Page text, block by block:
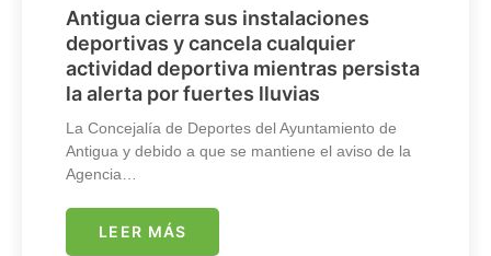
Antigua cierra sus instalaciones
deportivas y cancela cualquier
actividad deportiva mientras persista
la alerta por fuertes lluvias
La Concejalía de Deportes del Ayuntamiento de
Antigua y debido a que se mantiene el aviso de la
Agencia…
LEER MÁS